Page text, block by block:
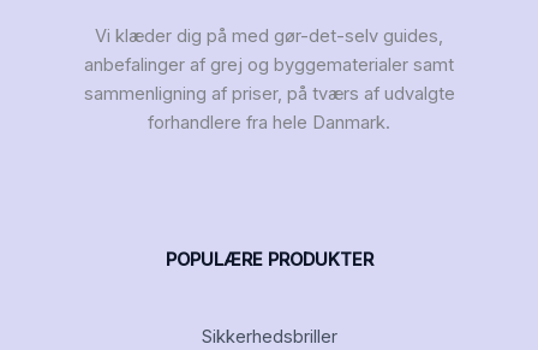
Vi klæder dig på med gør-det-selv guides,
anbefalinger af grej og byggematerialer samt
sammenligning af priser, på tværs af udvalgte
forhandlere fra hele Danmark.
POPULÆRE PRODUKTER
Sikkerhedsbriller